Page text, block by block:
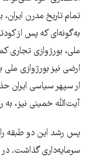
تمام تاریخ مدرن
ملی، بورژوازی تجاری
ارضی نیز بورژوازی
آیت‌الله خمینی نیز،
پس رشد این دو طبقه
سرمایه‌داری گذاشت. در